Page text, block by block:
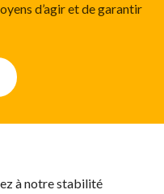
d’agir et de garantir
à notre stabilité